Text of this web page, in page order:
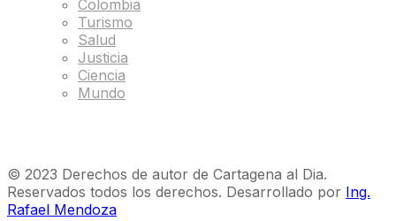
Colombia
Turismo
Salud
Justicia
Ciencia
Mundo
© 2023 Derechos de autor de Cartagena al Dia.
Reservados todos los derechos. Desarrollado por Ing.
Rafael Mendoza